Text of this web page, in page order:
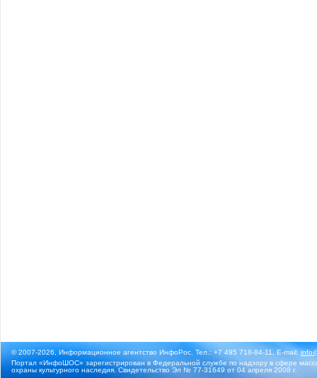
© 2007-2026, Информационное агентство ИнфоРос. Тел.: +7 495 718-84-11, E-mail:
Портал «ИнфоШОС» зарегистрирован в Федеральной службе по надзору в сфере
охраны культурного наследия. Свидетельство Эл № 77-31649 от 04 апреля 2008 г.